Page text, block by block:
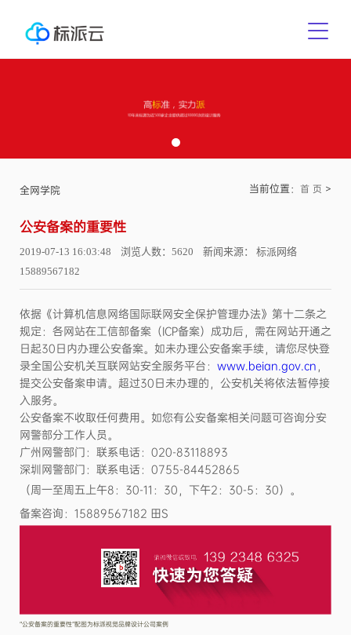
全网学院 当前位置： 首 页 >
公安备案的重要性
2019-07-13 16:03:48 浏览人数：5620 新闻来源： 标派网络
15889567182
依据《计算机信息网络国际联网安全保护管理办法》第十二条之
规定：各网站在工信部备案（ICP备案）成功后，需在网站开通之
日起30日内办理公安备案。如未办理公安备案手续，请您尽快登
录全国公安机关互联网站安全服务平台： www.beian.gov.cn ，
提交公安备案申请。超过30日未办理的，公安机关将依法暂停接
入服务。
公安备案不收取任何费用。如您有公安备案相关问题可咨询分安
网警部分工作人员。
广州网警部门：联系电话：020-83118893
深圳网警部门：联系电话：0755-84452865
（周一至周五上午8：30-11：30，下午2：30-5：30）。
备案咨询：15889567182 田S
“公安备案的重要性”配图为标派视觉品牌设计公司案例